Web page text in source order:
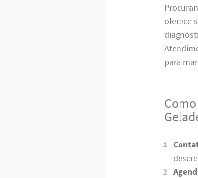
oferece
para